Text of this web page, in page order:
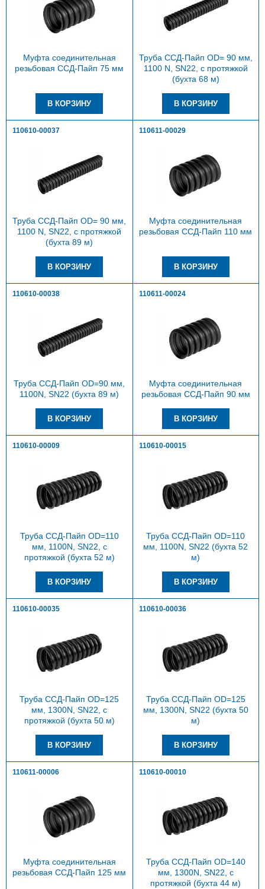
Муфта соединительная
резьбовая ССД-Пайп 75 мм
Труба ССД-Пайп OD= 90 мм,
1100 N, SN22, с протяжкой
(бухта 68 м)
110610-00037
Труба ССД-Пайп OD= 90 мм,
1100 N, SN22, с протяжкой
(бухта 89 м)
110611-00029
Муфта соединительная
резьбовая ССД-Пайп 110 мм
110610-00038
Труба ССД-Пайп OD=90 мм,
1100N, SN22 (бухта 89 м)
110611-00024
Муфта соединительная
резьбовая ССД-Пайп 90 мм
110610-00009
Труба ССД-Пайп OD=110
мм, 1100N, SN22, с
протяжкой (бухта 52 м)
110610-00015
Труба ССД-Пайп OD=110
мм, 1100N, SN22 (бухта 52
м)
110610-00035
Труба ССД-Пайп OD=125
мм, 1300N, SN22, с
протяжкой (бухта 50 м)
110610-00036
Труба ССД-Пайп OD=125
мм, 1300N, SN22 (бухта 50
м)
110611-00006
Муфта соединительная
резьбовая ССД-Пайп 125 мм
110610-00010
Труба ССД-Пайп OD=140
мм, 1300N, SN22, с
протяжкой (бухта 44 м)